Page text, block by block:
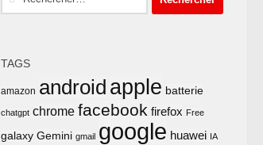
TAGS
amazon android apple batterie
chatgpt chrome facebook firefox Free
galaxy Gemini gmail google huawei IA